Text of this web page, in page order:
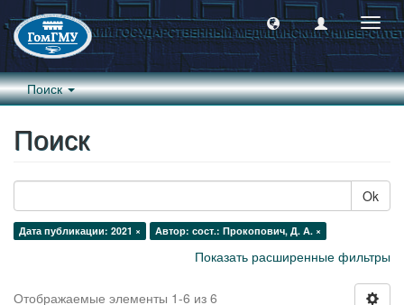
Поиск
Поиск
Ok
Дата публикации: 2021 × Автор: сост.: Прокопович, Д. А. ×
Показать расширенные фильтры
Отображаемые элементы 1-6 из 6